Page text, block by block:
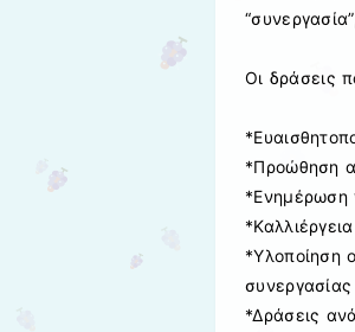
Οι δράσεις
*Προώθηση
*Ενημέρωση
*Υλοποίηση
συνεργασίας
*Δράσεις